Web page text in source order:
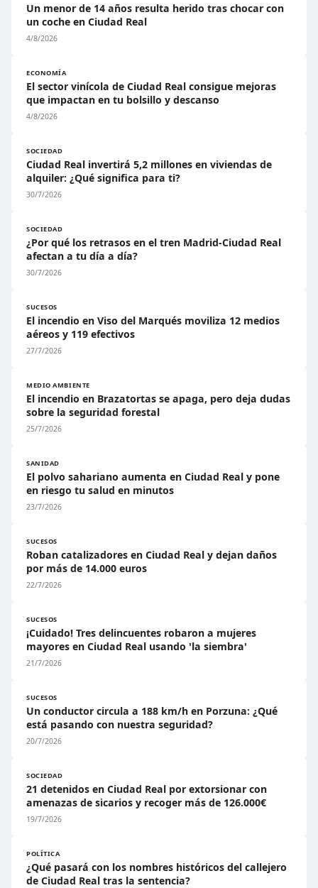
Un menor de 14 años resulta herido tras chocar con
un coche en Ciudad Real
4/8/2026
ECONOMÍA
El sector vinícola de Ciudad Real consigue mejoras
que impactan en tu bolsillo y descanso
4/8/2026
SOCIEDAD
Ciudad Real invertirá 5,2 millones en viviendas de
alquiler: ¿Qué significa para ti?
30/7/2026
SOCIEDAD
¿Por qué los retrasos en el tren Madrid-Ciudad Real
afectan a tu día a día?
30/7/2026
SUCESOS
El incendio en Viso del Marqués moviliza 12 medios
aéreos y 119 efectivos
27/7/2026
MEDIO AMBIENTE
El incendio en Brazatortas se apaga, pero deja dudas
sobre la seguridad forestal
25/7/2026
SANIDAD
El polvo sahariano aumenta en Ciudad Real y pone
en riesgo tu salud en minutos
23/7/2026
SUCESOS
Roban catalizadores en Ciudad Real y dejan daños
por más de 14.000 euros
22/7/2026
SUCESOS
¡Cuidado! Tres delincuentes robaron a mujeres
mayores en Ciudad Real usando 'la siembra'
21/7/2026
SUCESOS
Un conductor circula a 188 km/h en Porzuna: ¿Qué
está pasando con nuestra seguridad?
20/7/2026
SOCIEDAD
21 detenidos en Ciudad Real por extorsionar con
amenazas de sicarios y recoger más de 126.000€
19/7/2026
POLÍTICA
¿Qué pasará con los nombres históricos del callejero
de Ciudad Real tras la sentencia?